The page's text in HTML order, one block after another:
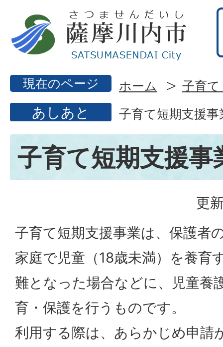
現在のページ ホーム 子育
あしあと 子育て短期支援事
子育て短期支援事
更
子育て短期支援事業は、保護者
家庭で児童（18歳未満）を養育
難となった場合などに、児童養
育・保護を行うものです。
利用する際は、あらかじめ申請